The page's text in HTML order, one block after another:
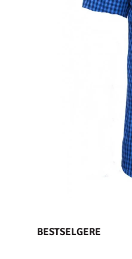
BESTSELGERE